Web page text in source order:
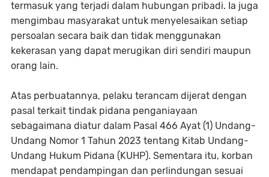
termasuk yang terjadi dalam hubungan pribadi. Ia juga
mengimbau masyarakat untuk menyelesaikan setiap
persoalan secara baik dan tidak menggunakan
kekerasan yang dapat merugikan diri sendiri maupun
orang lain.
Atas perbuatannya, pelaku terancam dijerat dengan
pasal terkait tindak pidana penganiayaan
sebagaimana diatur dalam Pasal 466 Ayat (1) Undang-
Undang Nomor 1 Tahun 2023 tentang Kitab Undang-
Undang Hukum Pidana (KUHP). Sementara itu, korban
mendapat pendampingan dan perlindungan sesuai